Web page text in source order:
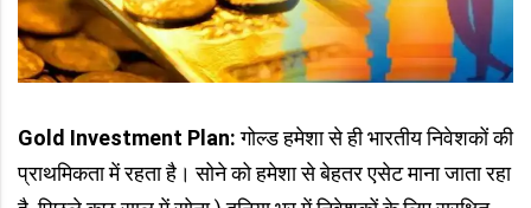
Gold Investment Plan:गोल्ड हमेशा से ही भारतीय निवेशकों की
प्राथमिकता में रहता है। सोने को हमेशा से बेहतर एसेट माना जाता रहा